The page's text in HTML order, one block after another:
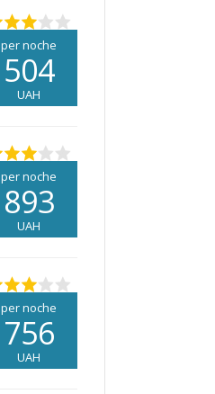
per noche
504
UAH
per noche
893
UAH
per noche
756
UAH